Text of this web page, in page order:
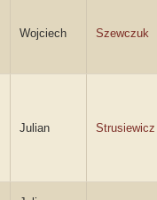
Wojciech Szewczuk
Julian Strusiewicz